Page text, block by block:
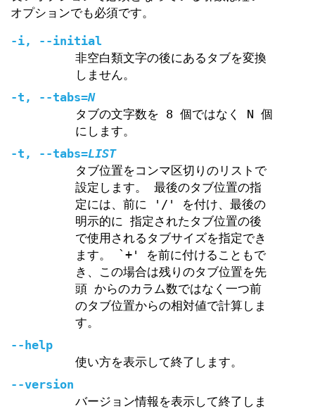
オプションでも必須です。
-i,
--initial
非空白類文字の後にあるタブを変換
しません。
-t , --tabs=N
タブの文字数を 8 個ではなく N 個
にします。
-t , --tabs=LIST
タブ位置をコンマ区切りのリストで
設定します。 最後のタブ位置の指
定には、前に '/' を付け、最後の
明示的に 指定されたタブ位置の後
で使用されるタブサイズを指定でき
ます。 `+' を前に付けることもで
き、この場合は残りのタブ位置を先
頭 からのカラム数ではなく一つ前
のタブ位置からの相対値で計算しま
す。
--help
使い方を表示して終了します。
--version
バージョン情報を表示して終了しま